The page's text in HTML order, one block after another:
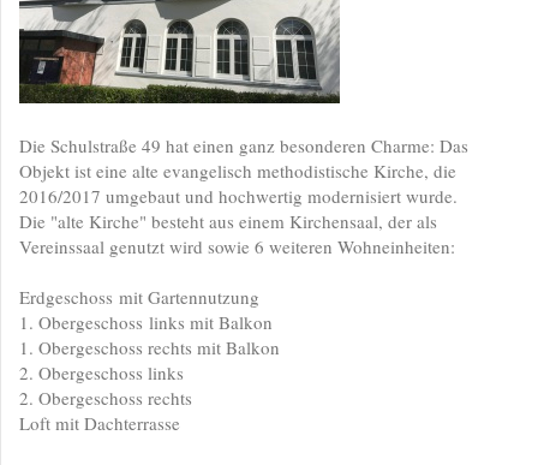
Die Schulstraße 49 hat einen ganz besonderen Charme: Das
Objekt ist eine alte evangelisch methodistische Kirche, die
2016/2017 umgebaut und hochwertig modernisiert wurde.
Die "alte Kirche" besteht aus einem Kirchensaal, der als
Vereinssaal genutzt wird sowie 6 weiteren Wohneinheiten:
Erdgeschoss mit Gartennutzung
1. Obergeschoss links mit Balkon
1. Obergeschoss rechts mit Balkon
2. Obergeschoss links
2. Obergeschoss rechts
Loft mit Dachterrasse